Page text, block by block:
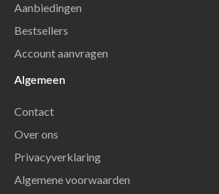
Aanbiedingen
Bestsellers
Account aanvragen
Algemeen
Contact
Over ons
Privacyverklaring
Algemene voorwaarden